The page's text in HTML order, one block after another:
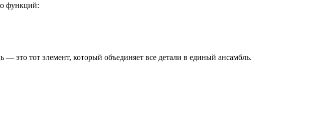
функций:
это тот элемент, который объединяет все детали в единый ансамбль.